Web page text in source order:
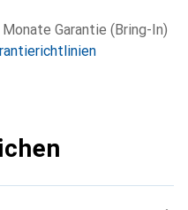
Garantie (Bring-In)